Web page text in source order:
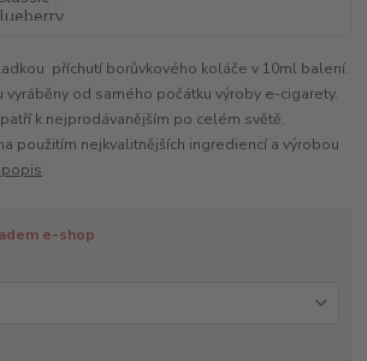
příchutí borůvkového koláče v 10ml balení.
vyráběny od samého počátku výroby e-cigarety.
k nejprodávanějším po celém světě.
použitím nejkvalitnějších ingrediencí a výrobou
e-shop